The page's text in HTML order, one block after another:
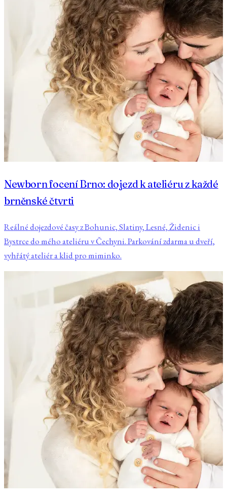
Newborn focení Brno: dojezd k ateliéru z každé
brněnské čtvrti
Reálné dojezdové časy z Bohunic, Slatiny, Lesné, Židenic i
Bystrce do mého ateliéru v Čechyni. Parkování zdarma u dveří,
vyhřátý ateliér a klid pro miminko.